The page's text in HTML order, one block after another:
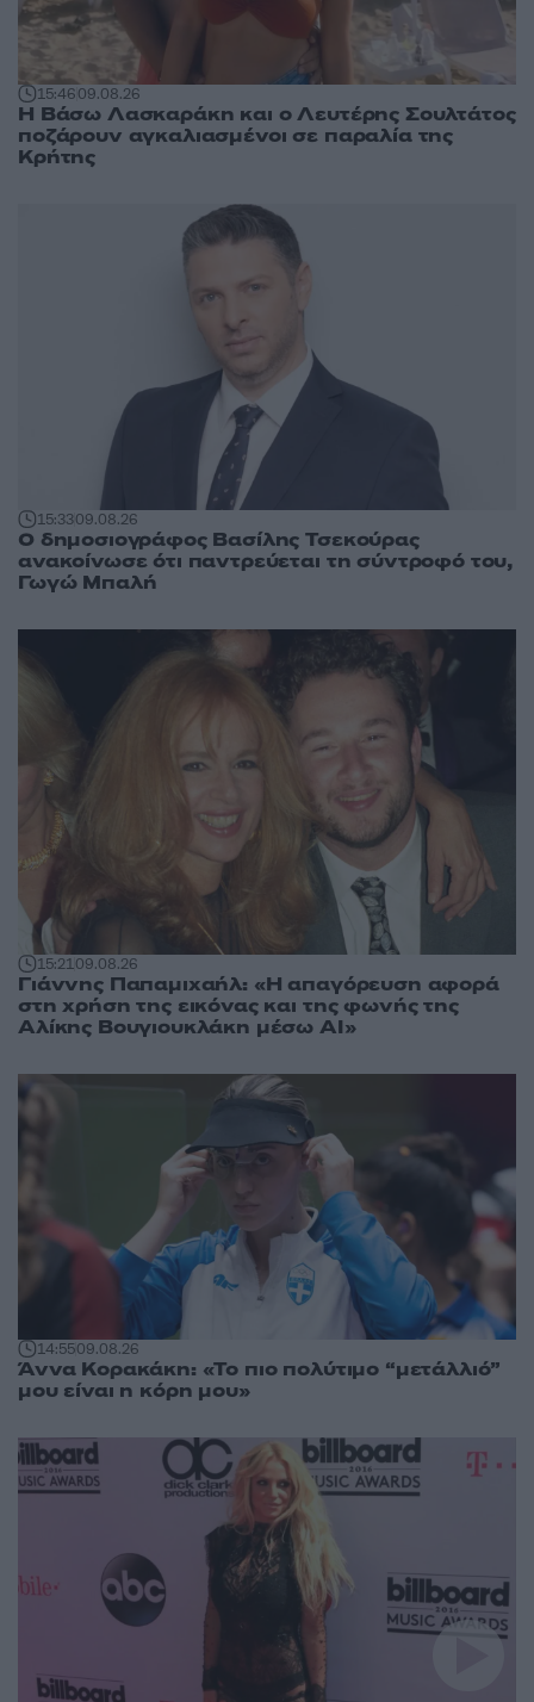
15:4609.08.26
Η Βάσω Λασκαράκη και ο Λευτέρης Σουλτάτος
ποζάρουν αγκαλιασμένοι σε παραλία της
Κρήτης
15:3309.08.26
Ο δημοσιογράφος Βασίλης Τσεκούρας
ανακοίνωσε ότι παντρεύεται τη σύντροφό του,
Γωγώ Μπαλή
15:2109.08.26
Γιάννης Παπαμιχαήλ: «Η απαγόρευση αφορά
στη χρήση της εικόνας και της φωνής της
Αλίκης Βουγιουκλάκη μέσω AI»
14:5509.08.26
Άννα Κορακάκη: «Το πιο πολύτιμο “μετάλλιό”
μου είναι η κόρη μου»